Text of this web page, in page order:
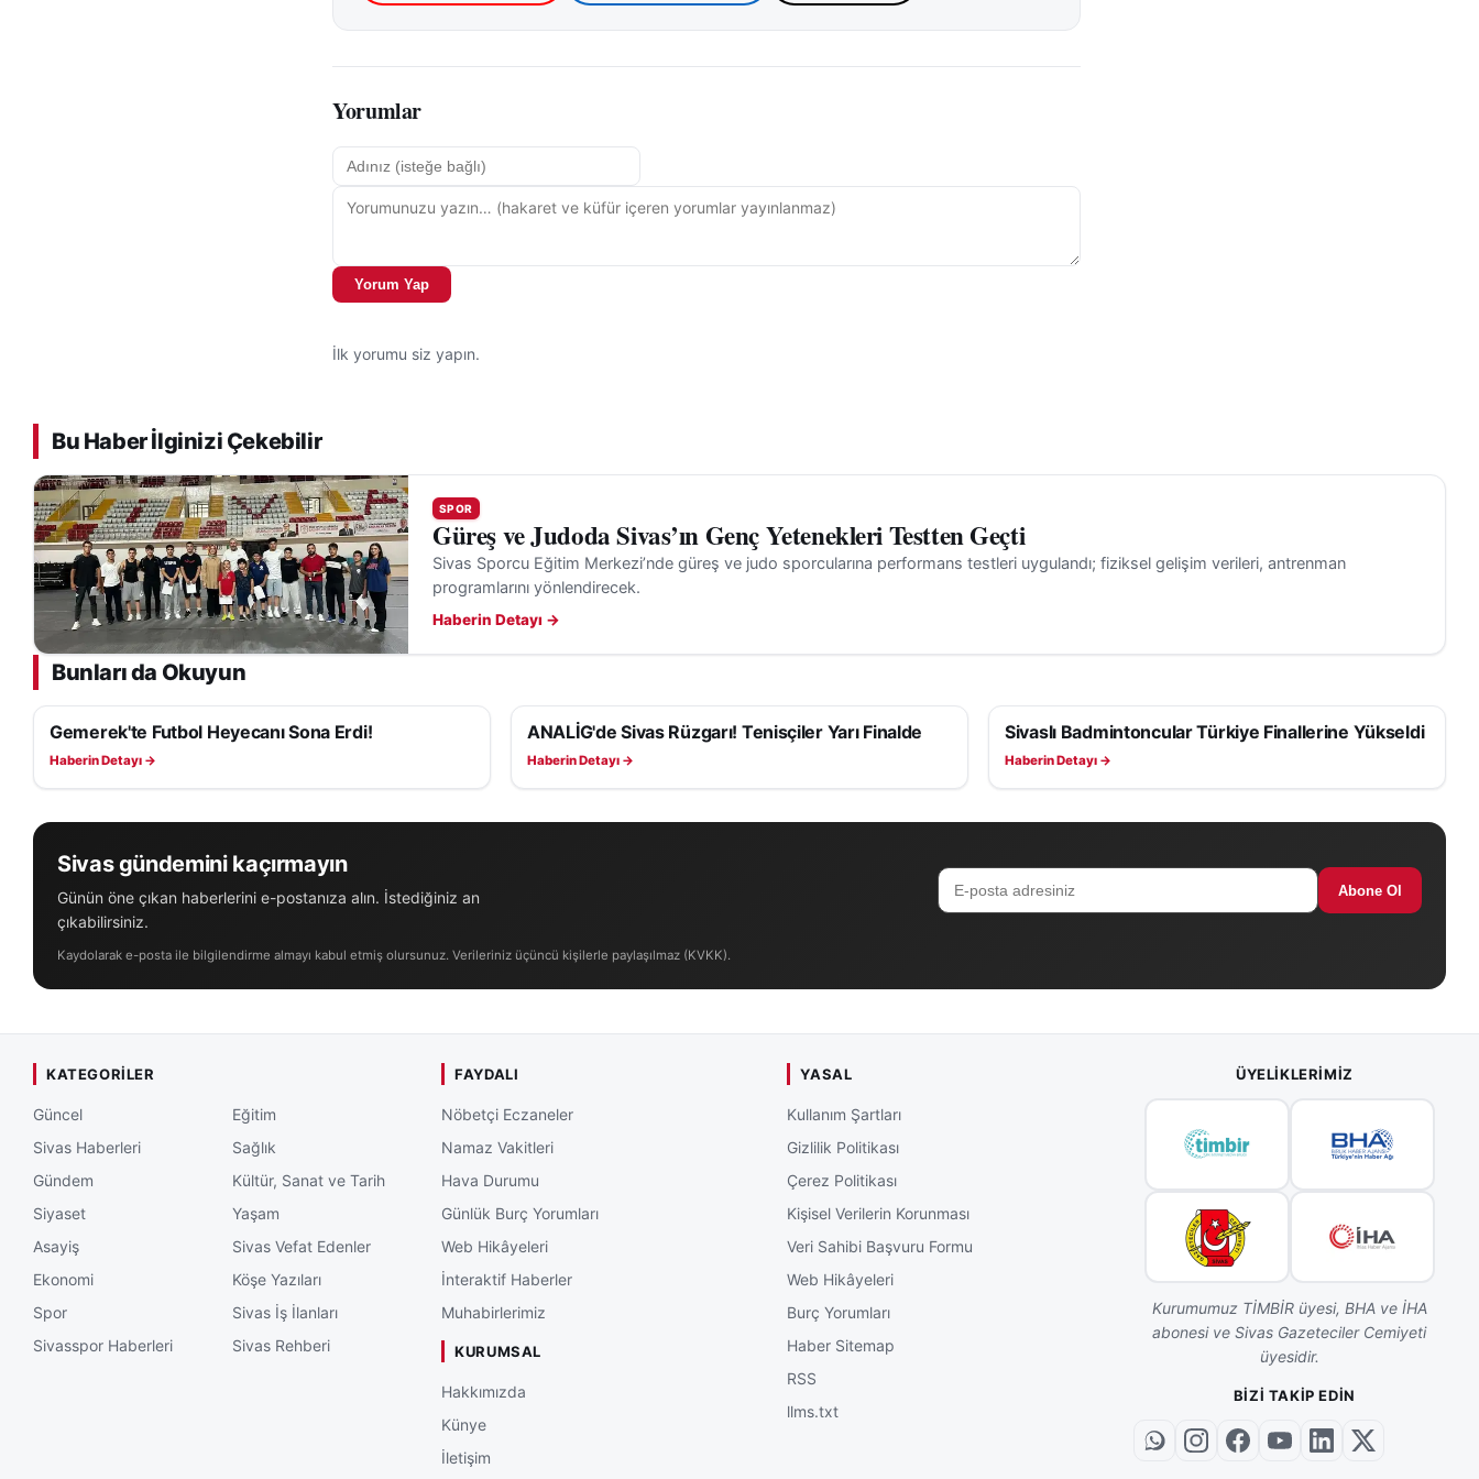
Yorumlar
Yorum Yap
İlk yorumu siz yapın.
Bu Haber İlginizi Çekebilir
SPOR
Güreş ve Judoda Sivas’ın Genç Yetenekleri Testten Geçti
Sivas Sporcu Eğitim Merkezi’nde güreş ve judo sporcularına performans testleri uygulandı; fiziksel gelişim verileri, antrenman
programlarını yönlendirecek.
Haberin Detayı →
Bunları da Okuyun
SPOR
Gemerek'te Futbol Heyecanı Sona Erdi!
Haberin Detayı →
SPOR
ANALİG'de Sivas Rüzgarı! Tenisçiler Yarı Finalde
Haberin Detayı →
SPOR
Sivaslı Badmintoncular Türkiye Finallerine Yükseldi
Haberin Detayı →
Sivas gündemini kaçırmayın
Günün öne çıkan haberlerini e-postanıza alın. İstediğiniz an
çıkabilirsiniz.
Abone Ol
Kaydolarak e-posta ile bilgilendirme almayı kabul etmiş olursunuz. Verileriniz üçüncü kişilerle paylaşılmaz (KVKK).
KATEGORILER
Güncel
Sivas Haberleri
Gündem
Siyaset
Asayiş
Ekonomi
Spor
Sivasspor Haberleri
Eğitim
Sağlık
Kültür, Sanat ve Tarih
Yaşam
Sivas Vefat Edenler
Köşe Yazıları
Sivas İş İlanları
Sivas Rehberi
FAYDALI
Nöbetçi Eczaneler
Namaz Vakitleri
Hava Durumu
Günlük Burç Yorumları
Web Hikâyeleri
İnteraktif Haberler
Muhabirlerimiz
KURUMSAL
Hakkımızda
Künye
İletişim
YASAL
Kullanım Şartları
Gizlilik Politikası
Çerez Politikası
Kişisel Verilerin Korunması
Veri Sahibi Başvuru Formu
Web Hikâyeleri
Burç Yorumları
Haber Sitemap
RSS
llms.txt
ÜYELIKLERIMIZ
Kurumumuz TİMBİR üyesi, BHA ve İHA
abonesi ve Sivas Gazeteciler Cemiyeti
üyesidir.
BIZI TAKIP EDIN